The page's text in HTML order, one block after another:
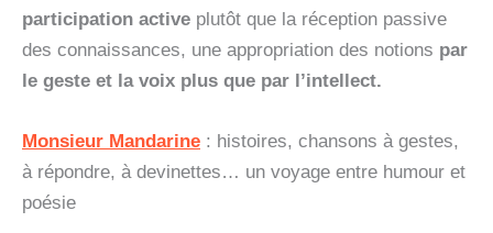
participation active plutôt que la réception passive
des connaissances, une appropriation des notions par
le geste et la voix plus que par l’intellect.
Monsieur Mandarine : histoires, chansons à gestes,
à répondre, à devinettes… un voyage entre humour et
poésie